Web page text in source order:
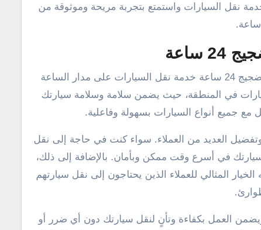
نقل السيارات واستمتع بتجربة مريحة وموثوقة من
ساعة
بفضل فريق عمله المحترف والمدرب على أعلى مستوى، يقدم ونش الضجيج 24 ساعة خدمة نقل السيارات على مدار الساعة
خيارات نقل السيارات في المنطقة، حيث يضمن سلامة وسلامة سيارتك
مع جميع أنواع السيارات بسهولة وفاعلية.
شهرته وتفضيل العديد من العملاء. سواء كنت في حاجة إلى نقل
في أسرع وقت ممكن وبأمان. بالإضافة إلى ذلك،
يجعله الخيار المثالي للعملاء الذين يحتاجون إلى نقل سيارتهم
ويضمن العمل بكفاءة وتأنٍ لنقل سيارتك دون أي ضرر أو